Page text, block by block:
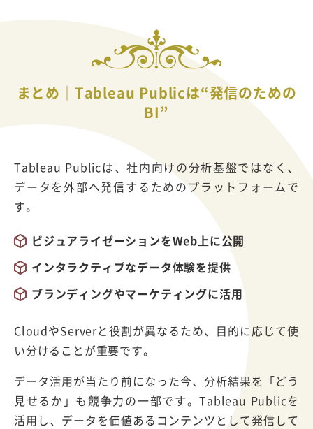
まとめ｜Tableau Publicは“発信のための
BI”
Tableau Publicは、社内向けの分析基盤ではなく、
データを外部へ発信するためのプラットフォームで
す。
ビジュアライゼーションをWeb上に公開
インタラクティブなデータ体験を提供
ブランディングやマーケティングに活用
CloudやServerと役割が異なるため、目的に応じて使
い分けることが重要です。
データ活用が当たり前になった今、分析結果を「どう
見せるか」も競争力の一部です。Tableau Publicを
活用し、データを価値あるコンテンツとして発信して